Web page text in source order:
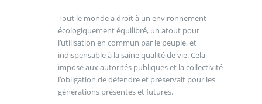
Tout le monde a droit à un environnement
écologiquement équilibré, un atout pour
l’utilisation en commun par le peuple, et
indispensable à la saine qualité de vie. Cela
impose aux autorités publiques et la collectivité
l’obligation de défendre et préservait pour les
générations présentes et futures.